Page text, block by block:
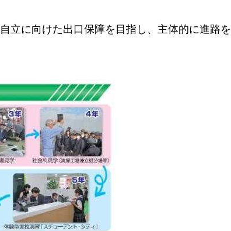
に向けた出口保障を目指し、主体的に進路